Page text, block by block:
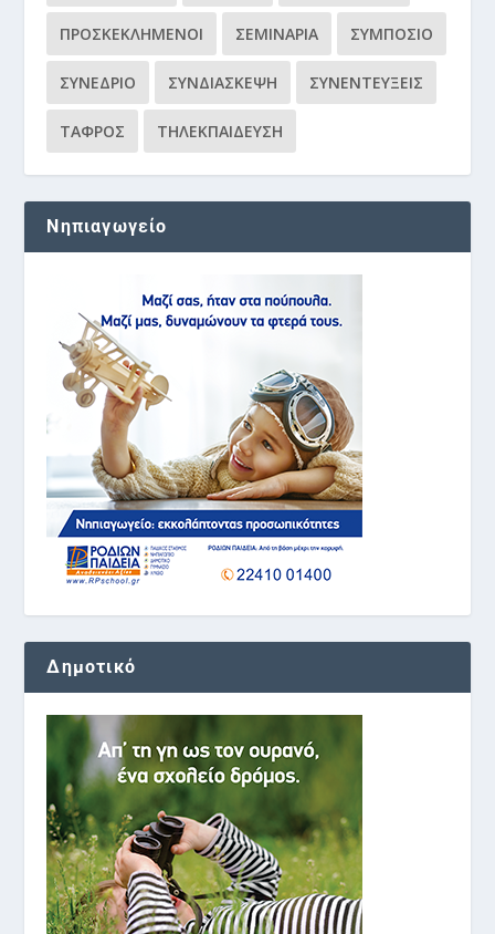
ΠΡΟΣΚΕΚΛΗΜΈΝΟΙ ΣΕΜΙΝΆΡΙΑ ΣΥΜΠΌΣΙΟ
ΣΥΝΈΔΡΙΟ ΣΥΝΔΙΆΣΚΕΨΗ ΣΥΝΕΝΤΕΎΞΕΙΣ
ΤΆΦΡΟΣ ΤΗΛΕΚΠΑΊΔΕΥΣΗ
Νηπιαγωγείο
Δημοτικό